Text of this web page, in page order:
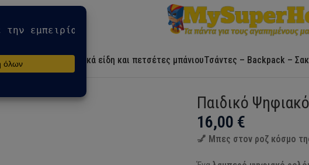
Λευκά είδη και πετσέτες μπάνιουΤσάντες – Backpack –
Παιδικό
16,00 €
💅 Μπες στον ροζ κόσμο